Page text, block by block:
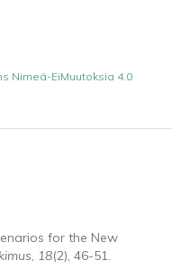
Nimeä-EiMuutoksia 4.0
for the New
, 18(2), 46-51.